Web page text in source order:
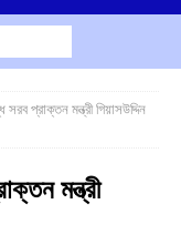
সরব প্রাক্তন মন্ত্রী গিয়াসউদ্দিন
মন্ত্রী